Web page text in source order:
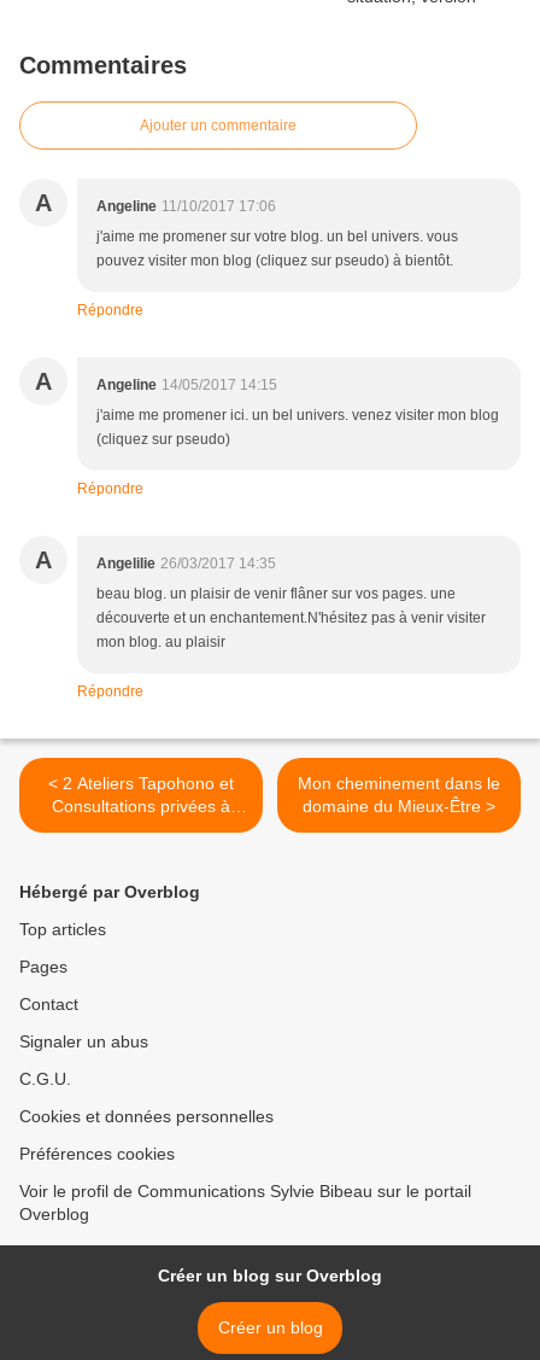
Commentaires
Ajouter un commentaire
A Angeline 11/10/2017 17:06
j'aime me promener sur votre blog. un bel univers. vous
pouvez visiter mon blog (cliquez sur pseudo) à bientôt.
Répondre
A Angeline 14/05/2017 14:15
j'aime me promener ici. un bel univers. venez visiter mon blog
(cliquez sur pseudo)
Répondre
A Angelilie 26/03/2017 14:35
beau blog. un plaisir de venir flâner sur vos pages. une
découverte et un enchantement.N'hésitez pas à venir visiter
mon blog. au plaisir
Répondre
< 2 Ateliers Tapohono et
Consultations privées à
Percé
Mon cheminement dans le
domaine du Mieux-Être >
Hébergé par Overblog
Top articles
Pages
Contact
Signaler un abus
C.G.U.
Cookies et données personnelles
Préférences cookies
Voir le profil de Communications Sylvie Bibeau sur le portail
Overblog
Créer un blog sur Overblog
Créer un blog